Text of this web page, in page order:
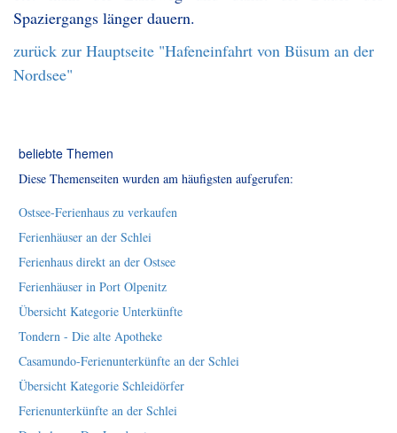
Spaziergangs länger dauern.
zurück zur Hauptseite "Hafeneinfahrt von Büsum an der
Nordsee"
beliebte Themen
Diese Themenseiten wurden am häufigsten aufgerufen:
Ostsee-Ferienhaus zu verkaufen
Ferienhäuser an der Schlei
Ferienhaus direkt an der Ostsee
Ferienhäuser in Port Olpenitz
Übersicht Kategorie Unterkünfte
Tondern - Die alte Apotheke
Casamundo-Ferienunterkünfte an der Schlei
Übersicht Kategorie Schleidörfer
Ferienunterkünfte an der Schlei